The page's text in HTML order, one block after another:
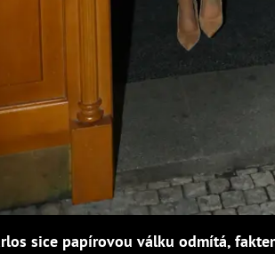
sice papírovou válku odmítá,